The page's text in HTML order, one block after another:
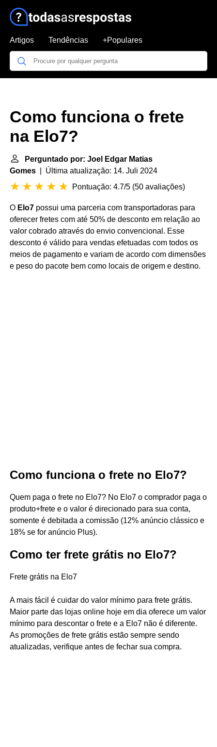
Artigos Tendências +Populares
Como funciona o frete
na Elo7?
Perguntado por: Joel Edgar Matias
Gomes | Última atualização: 14. Juli 2024
Pontuação: 4.7/5 (50 avaliações)
O Elo7 possui uma parceria com transportadoras para
oferecer fretes com até 50% de desconto em relação ao
valor cobrado através do envio convencional. Esse
desconto é válido para vendas efetuadas com todos os
meios de pagamento e variam de acordo com dimensões
e peso do pacote bem como locais de origem e destino.
Como funciona o frete no Elo7?
Quem paga o frete no Elo7? No Elo7 o comprador paga o
produto+frete e o valor é direcionado para sua conta,
somente é debitada a comissão (12% anúncio clássico e
18% se for anúncio Plus).
Como ter frete grátis no Elo7?
Frete grátis na Elo7
A mais fácil é cuidar do valor mínimo para frete grátis.
Maior parte das lojas online hoje em dia oferece um valor
mínimo para descontar o frete e a Elo7 não é diferente.
As promoções de frete grátis estão sempre sendo
atualizadas, verifique antes de fechar sua compra.